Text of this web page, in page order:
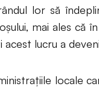
lor să
mai ales că
acest lucru a
locale